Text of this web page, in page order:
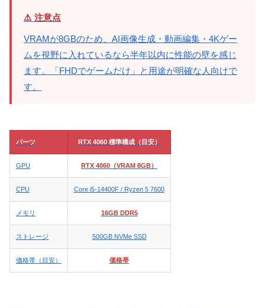
⚠️ 注意点
VRAMが8GBのため、AI画像生成・動画編集・4Kゲー
ムを視野に入れているなら半年以内に性能の壁を感じ
ます。「FHDでゲームだけ」と用途が明確な人向けで
す。
パーツ RTX 4060 標準構成（目安）
GPU RTX 4060（VRAM 8GB）
CPU Core i5-14400F / Ryzen 5 7600
メモリ 16GB DDR5
ストレージ 500GB NVMe SSD
価格帯（目安） 価格帯